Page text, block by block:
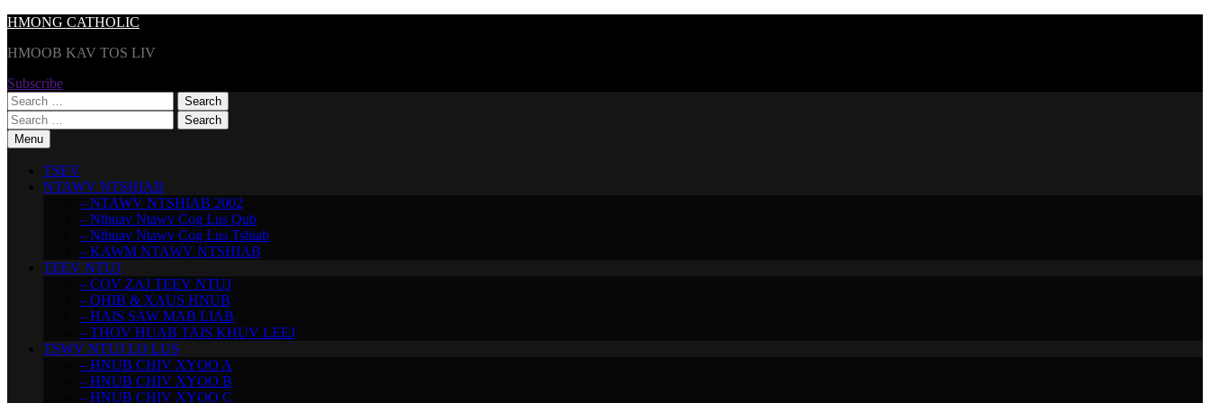
Skip
content
HMONG CATHOLIC
HMOOB KAV TOS LIV
Subscribe
Search
for:
Search
for:Menu
TSEV
NTAWV NTSHIAB
– NTAWV NTSHIAB 2002
– Nthuav Ntawv Cog Lus Qub
– Nthuav Ntawv Cog Lus Tshiab
– KAWM NTAWV NTSHIAB
TEEV NTUJ
– COV ZAJ TEEV NTUJ
– QHIB & XAUS HNUB
– HAIS SAW MAB LIAB
– THOV HUAB TAIS KHUV LEEJ
TSWV NTUJ LO LUS
– HNUB CHIV XYOO A
– HNUB CHIV XYOO B
– HNUB CHIV XYOO C